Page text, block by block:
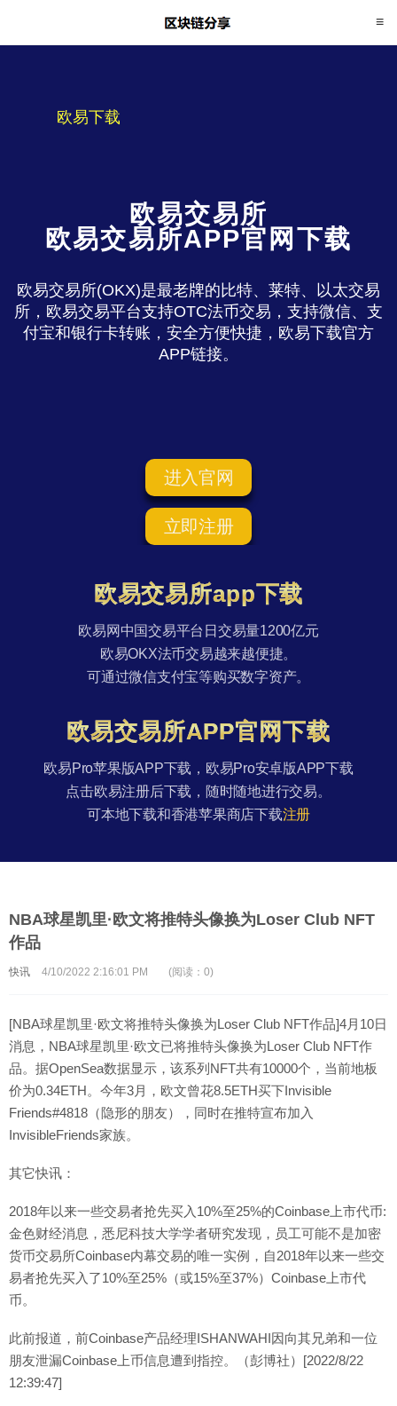
欧易下载
欧易交易所
欧易交易所APP官网下载
欧易交易所(OKX)是最老牌的比特、莱特、以太交易
所，欧易交易平台支持OTC法币交易，支持微信、支
付宝和银行卡转账，安全方便快捷，欧易下载官方
APP链接。
进入官网
立即注册
欧易交易所app下载
欧易网中国交易平台日交易量1200亿元
欧易OKX法币交易越来越便捷。
可通过微信支付宝等购买数字资产。
欧易交易所APP官网下载
欧易Pro苹果版APP下载，欧易Pro安卓版APP下载
点击欧易注册后下载，随时随地进行交易。
可本地下载和香港苹果商店下载注册
NBA球星凯里·欧文将推特头像换为Loser Club NFT
作品
快讯 4/10/2022 2:16:01 PM (阅读：0)
[NBA球星凯里·欧文将推特头像换为Loser Club NFT作品]4月10日
消息，NBA球星凯里·欧文已将推特头像换为Loser Club NFT作
品。据OpenSea数据显示，该系列NFT共有10000个，当前地板
价为0.34ETH。今年3月，欧文曾花8.5ETH买下Invisible
Friends#4818（隐形的朋友），同时在推特宣布加入
InvisibleFriends家族。
其它快讯：
2018年以来一些交易者抢先买入10%至25%的Coinbase上市代币:
金色财经消息，悉尼科技大学学者研究发现，员工可能不是加密
货币交易所Coinbase内幕交易的唯一实例，自2018年以来一些交
易者抢先买入了10%至25%（或15%至37%）Coinbase上市代
币。
此前报道，前Coinbase产品经理ISHANWAHI因向其兄弟和一位
朋友泄漏Coinbase上币信息遭到指控。（彭博社）[2022/8/22
12:39:47]